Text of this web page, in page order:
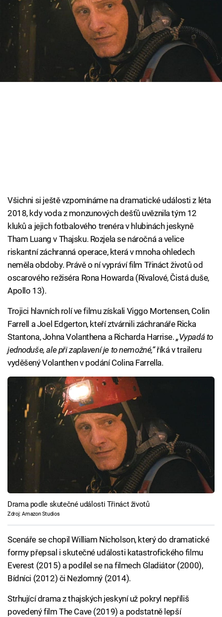
Cool Esport
Pořady
Sledujte prima+
celým světem. V jedné z hlavních rolí se objeví
Viggo „Aragorn“ Mortensen.
Všichni si ještě vzpomínáme na dramatické události z léta
2018, kdy voda z monzunových dešťů uvěznila tým 12
kluků a jejich fotbalového trenéra v hlubinách jeskyně
Tham Luang v Thajsku. Rozjela se náročná a velice
riskantní záchranná operace, která v mnoha ohledech
neměla obdoby. Právě o ní vypráví film Třináct životů od
oscarového režiséra Rona Howarda (Rivalové, Čistá duše,
Apollo 13).
Trojici hlavních rolí ve filmu získali Viggo Mortensen, Colin
Farrell a Joel Edgerton, kteří ztvárnili záchranáře Ricka
Stantona, Johna Volanthena a Richarda Harrise.„Vypadá to
jednoduše, ale při zaplavení je to nemožné,“říká v traileru
vyděšený Volanthen v podání Colina Farrella.
Drama podle skutečné události Třináct životů
Zdroj: Amazon Studios
Scenáře se chopil William Nicholson, který do dramatické
formy přepsal i skutečné události katastrofického filmu
Everest (2015) a podílel se na filmech Gladiátor (2000),
Bídníci (2012) či Nezlomný (2014).
Strhující drama z thajských jeskyní už pokryl nepříliš
povedený film The Cave (2019) a podstatně lepší